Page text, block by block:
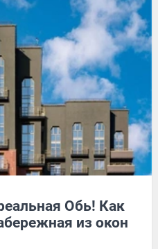
Обь! Как
из окон